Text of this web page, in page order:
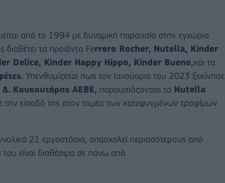
από το 1994 με δυναμική παρουσία στην εγχώρια
τα προϊόντα Ferrero Rocher, Nutella, Kinder
Delice, Kinder Happy Hippo, Kinder Bueno,και τα
Υπενθυμίζεται πως τον Ιανούαριο του 2023 ξεκίνησε
Κουκουτάρης ΑΕΒΕ, παρουσιάζοντας το Nutella
την είσοδό της στον τομέα των κατεψυγμένων τροφίμων
21 εργοστάσια, απασχολεί περισσότερους από
είναι διαθέσιμα σε πάνω από